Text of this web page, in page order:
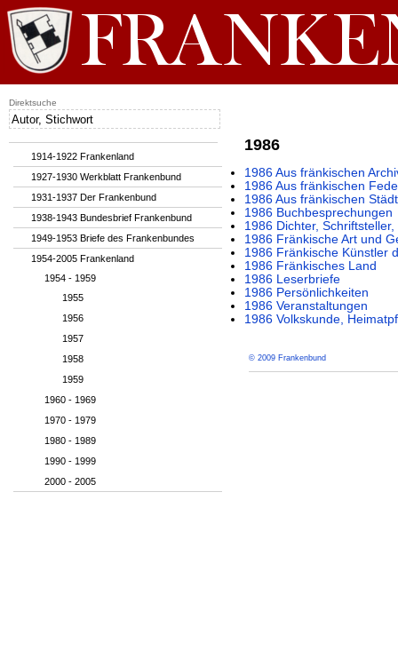
1986
1986 Aus fränkischen
1986 Aus fränkischen
1986 Aus fränkischen
1986 Buchbesprechungen
1986 Dichter,
1986 Fränkische Art und
1986 Fränkische Künstler
1986 Fränkisches Land
1986 Leserbriefe
1986 Persönlichkeiten
1986 Veranstaltungen
1986 Volkskunde,
© 2009 Frankenbund
1914-1922 Frankenland
1927-1930 Werkblatt Frankenbund
1931-1937 Der Frankenbund
1938-1943 Bundesbrief Frankenbund
1949-1953 Briefe des Frankenbundes
1954-2005 Frankenland
1954 - 1959
1955
1956
1957
1958
1959
1960 - 1969
1970 - 1979
1980 - 1989
1990 - 1999
2000 - 2005
Direktsuche